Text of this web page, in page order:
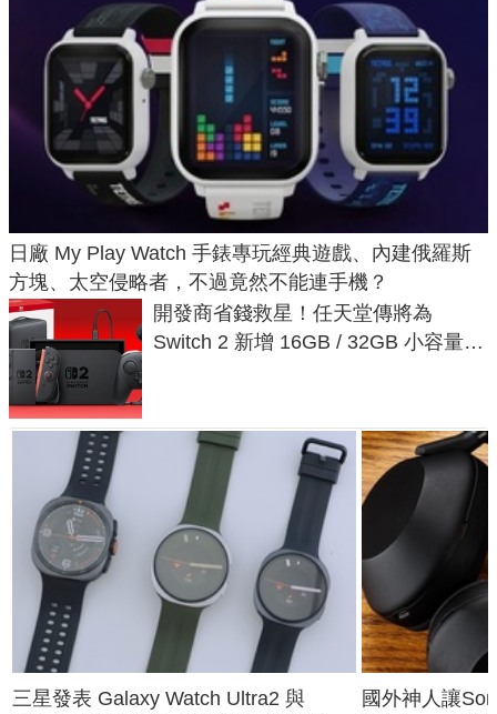
日廠 My Play Watch 手錶專玩經典遊戲、內建俄羅斯
方塊、太空侵略者，不過竟然不能連手機？
開發商省錢救星！任天堂傳將為
Switch 2 新增 16GB / 32GB 小容量遊
三星發表 Galaxy Watch Ultra2 與
國外神人讓